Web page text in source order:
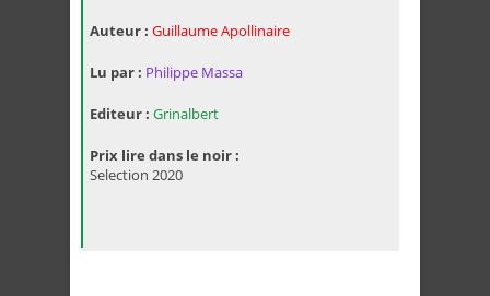
Auteur : Guillaume Apollinaire
Lu par : Philippe Massa
Editeur : Grinalbert
Prix lire dans le noir :
Selection 2020